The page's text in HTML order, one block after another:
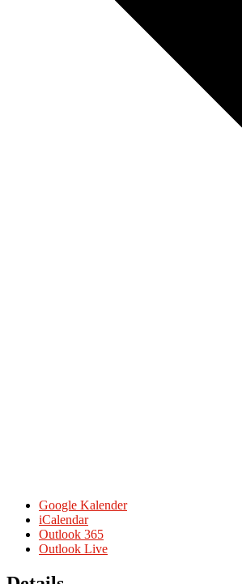
Google Kalender
iCalendar
Outlook 365
Outlook Live